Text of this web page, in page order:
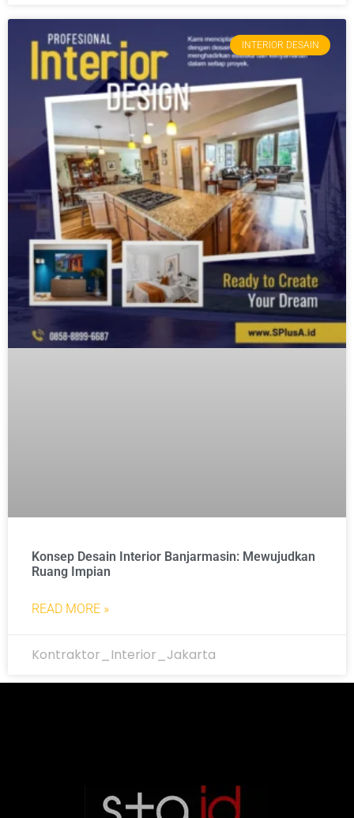
INTERIOR DESAIN
Konsep Desain Interior Banjarmasin: Mewujudkan
Ruang Impian
READ MORE »
Kontraktor_Interior_Jakarta